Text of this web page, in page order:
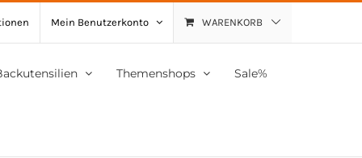
Mein Benutzerkonto WARENKORB
Themenshops Sale%